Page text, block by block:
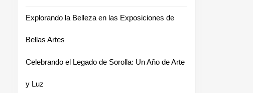
Explorando la Belleza en las Exposiciones de
Bellas Artes
Celebrando el Legado de Sorolla: Un Año de Arte
y Luz